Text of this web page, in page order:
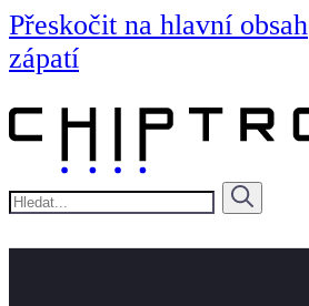
Přeskočit na hlavní obsah
zápatí
Hledat